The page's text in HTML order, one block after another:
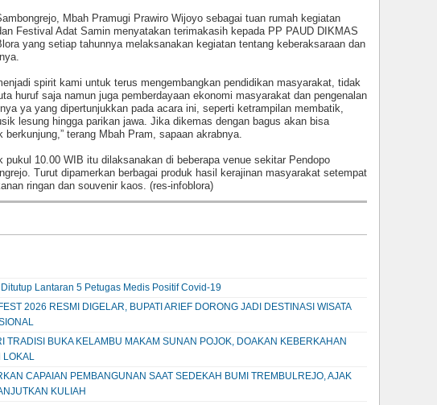
Mbah Pramugi Prawiro Wijoyo sebagai tuan rumah kegiatan
Festival Adat Samin menyatakan terimakasih kepada PP PAUD DIKMAS
yang setiap tahunnya melaksanakan kegiatan tentang keberaksaraan dan
spirit kami untuk terus mengembangkan pendidikan masyarakat, tidak
huruf saja namun juga pemberdayaan ekonomi masyarakat dan pengenalan
ya yang dipertunjukkan pada acara ini, seperti ketrampilan membatik,
lesung hingga parikan jawa. Jika dikemas dengan bagus akan bisa
berkunjung,” terang Mbah Pram, sapaan akrabnya.
pukul 10.00 WIB itu dilaksanakan di beberapa venue sekitar Pendopo
Turut dipamerkan berbagai produk hasil kerajinan masyarakat setempat
ringan dan souvenir kaos. (res-infoblora)
Lantaran 5 Petugas Medis Positif Covid-19
2026 RESMI DIGELAR, BUPATI ARIEF DORONG JADI DESTINASI WISATA
TRADISI BUKA KELAMBU MAKAM SUNAN POJOK, DOAKAN KEBERKAHAN
CAPAIAN PEMBANGUNAN SAAT SEDEKAH BUMI TREMBULREJO, AJAK
KULIAH